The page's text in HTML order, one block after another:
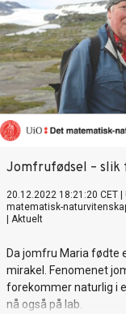
Jomfrufødsel – slik
20.12.2022 18:21:20 CET
matematisk-
Aktuelt
Da jomfru Maria fødte
mirakel. Fenomenet
forekommer naturlig i
nå også på lab.